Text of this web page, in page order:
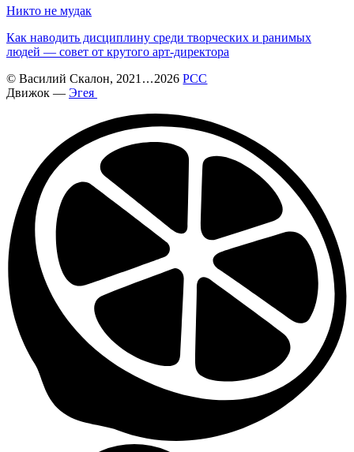
Никто не мудак
Как наводить дисциплину среди творческих и ранимых
людей — совет от крутого арт-директора
© Василий Скалон, 2021 ...2026РСС
Движок — Эгея